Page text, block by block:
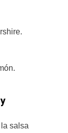
salsa